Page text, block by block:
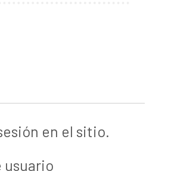
en el sitio.
usuario